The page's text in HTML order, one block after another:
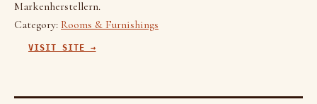
Markenherstellern.
Category: Rooms & Furnishings
VISIT SITE →